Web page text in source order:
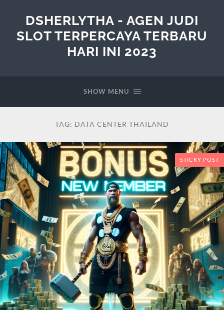
DSHERLYTHA - AGEN JUDI
SLOT TERPERCAYA TERBARU
HARI INI 2023
SHOW MENU
TAG: DATA CENTER THAILAND
STICKY POST